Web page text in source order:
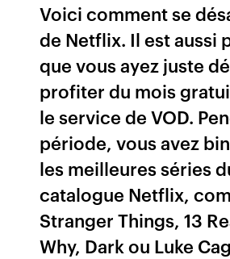
Voici comment se
de Netflix. Il est aussi
que vous ayez juste
profiter du mois
le service de VOD.
période, vous avez
les meilleures séries
catalogue Netflix,
Stranger Things, 13
Why, Dark ou Luke